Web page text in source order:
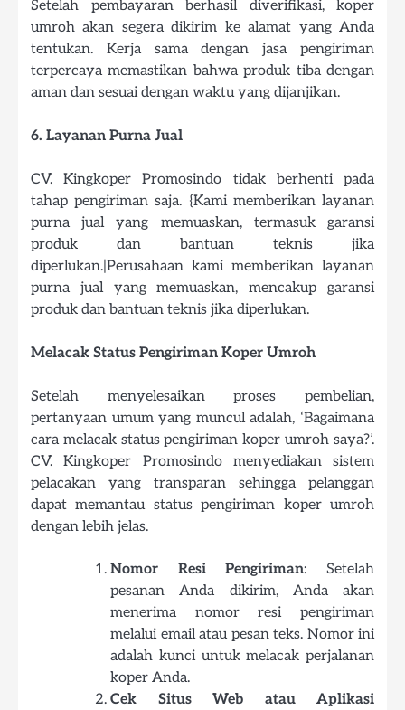
Setelah pembayaran berhasil diverifikasi, koper
umroh akan segera dikirim ke alamat yang Anda
tentukan. Kerja sama dengan jasa pengiriman
terpercaya memastikan bahwa produk tiba dengan
aman dan sesuai dengan waktu yang dijanjikan.
6. Layanan Purna Jual
CV. Kingkoper Promosindo tidak berhenti pada
tahap pengiriman saja. {Kami memberikan layanan
purna jual yang memuaskan, termasuk garansi
produk dan bantuan teknis jika
diperlukan.|Perusahaan kami memberikan layanan
purna jual yang memuaskan, mencakup garansi
produk dan bantuan teknis jika diperlukan.
Melacak Status Pengiriman Koper Umroh
Setelah menyelesaikan proses pembelian,
pertanyaan umum yang muncul adalah, ‘Bagaimana
cara melacak status pengiriman koper umroh saya?’.
CV. Kingkoper Promosindo menyediakan sistem
pelacakan yang transparan sehingga pelanggan
dapat memantau status pengiriman koper umroh
dengan lebih jelas.
Nomor Resi Pengiriman: Setelah
pesanan Anda dikirim, Anda akan
menerima nomor resi pengiriman
melalui email atau pesan teks. Nomor ini
adalah kunci untuk melacak perjalanan
koper Anda.
Cek Situs Web atau Aplikasi